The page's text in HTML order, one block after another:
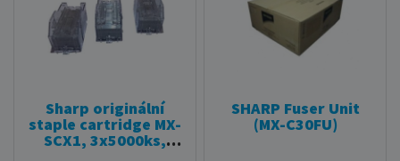
Sharp originální
staple cartridge MX-
SCX1, 3x5000ks,
SHARP Fuser Unit
(MX-C30FU)